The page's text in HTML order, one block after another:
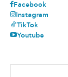
Facebook
Instagram
TikTok
Youtube